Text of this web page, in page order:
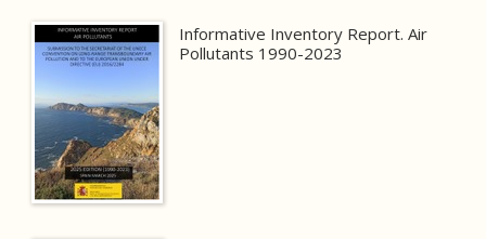
Informative Inventory Report. Air
Pollutants 1990-2023